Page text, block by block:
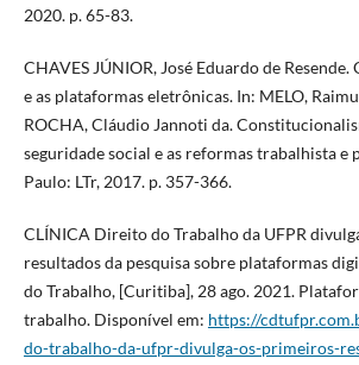
2020. p. 65-83.
CHAVES JÚNIOR, José Eduardo de
e as plataformas eletrônicas. In: MELO,
ROCHA, Cláudio Jannoti da.
seguridade social e as reformas trabalhista e
Paulo: LTr, 2017. p. 357-366.
CLÍNICA Direito do Trabalho da UFPR
resultados da pesquisa sobre plataformas
do Trabalho, [Curitiba], 28 ago. 2021.
trabalho. Disponível em: https://
do-trabalho-da-ufpr-divulga-os-primeiros-